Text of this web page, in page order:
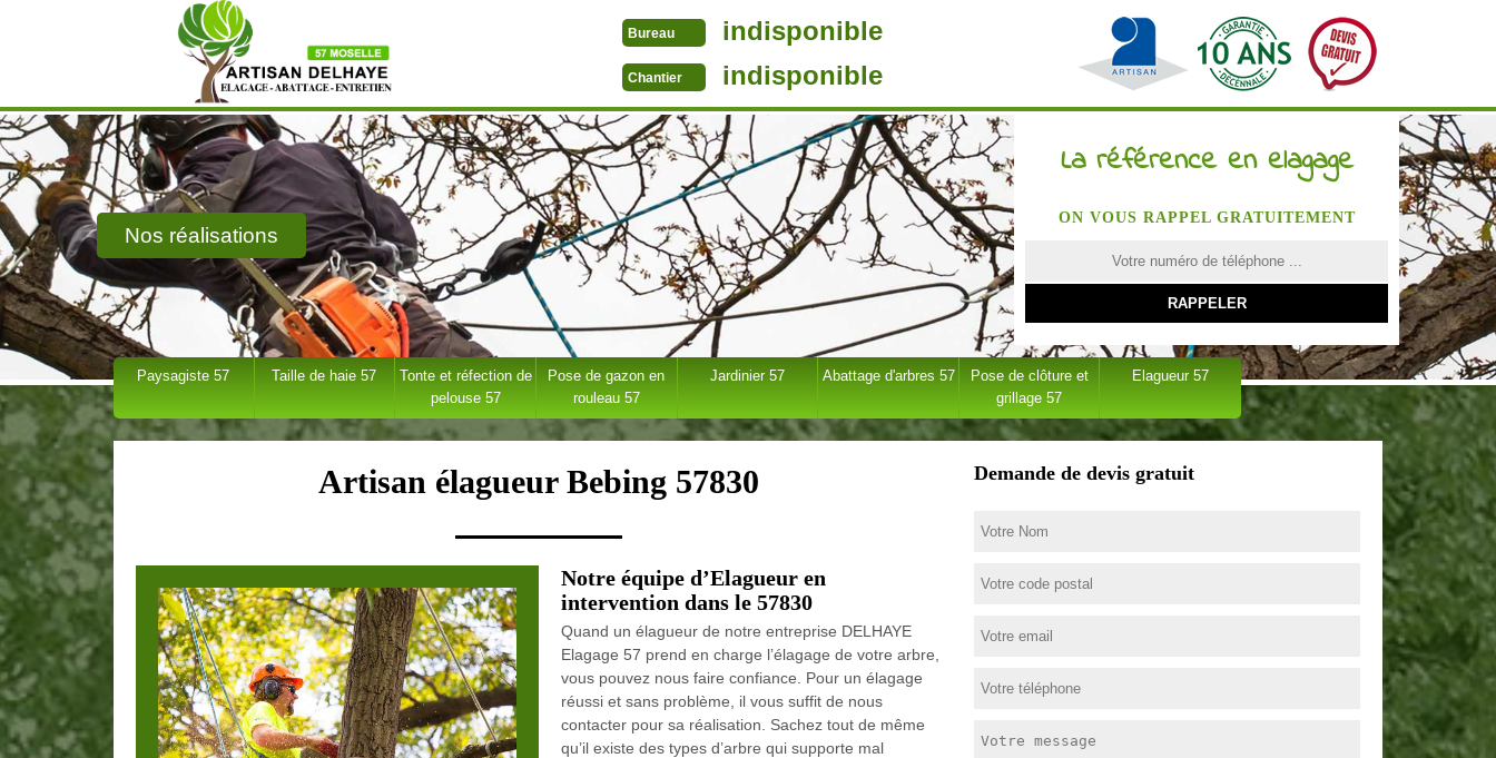
Bureau indisponible
Chantier indisponible
Nos réalisations
La référence en elagage
ON VOUS RAPPEL GRATUITEMENT
Paysagiste 57 Taille de haie 57
Tonte et réfection de
pelouse 57
Pose de gazon en
rouleau 57
Jardinier 57 Abattage d'arbres 57
Pose de clôture et
grillage 57
Elagueur 57
Artisan élagueur Bebing 57830
Notre équipe d’Elagueur en
intervention dans le 57830
Quand un élagueur de notre entreprise DELHAYE
Elagage 57 prend en charge l’élagage de votre arbre,
vous pouvez nous faire confiance. Pour un élagage
réussi et sans problème, il vous suffit de nous
contacter pour sa réalisation. Sachez tout de même
qu’il existe des types d’arbre qui supporte mal
Demande de devis gratuit